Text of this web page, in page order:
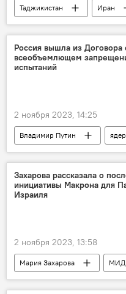
Таджикистан Иран
визит
Россия вышла из Договора
всеобъемлющем
испытаний
2 ноября 2023, 14:25
Владимир Путин
Россия
безопасность
ядерная война
Захарова рассказала о
инициативы Макрона для
Израиля
2 ноября 2023, 13:58
Мария Захарова
Франция
Эмманюэль